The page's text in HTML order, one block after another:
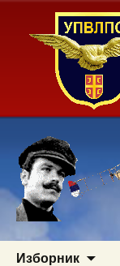
Изборник